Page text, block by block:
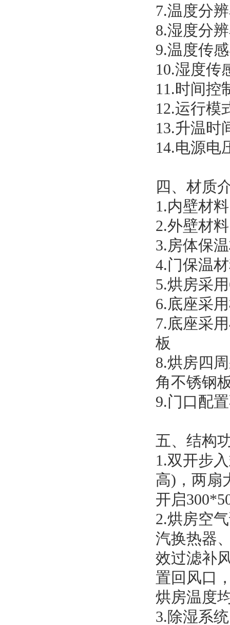
7.温度分
8.湿度分
9.温度传
10.湿度传
11.时间控
12.运行模
13.升温时
14.电源电
四、材质
1.内壁材
2.外壁材
3.房体保
4.门保温
5.烘房采
6.底座采
7.底座采
板
8.烘房四
角不锈钢
9.门口配
五、结构
1.双开步
高)，两扇
开启
2.烘房空
汽换热器
效过滤补
置回风口
烘房温度
3.除湿系